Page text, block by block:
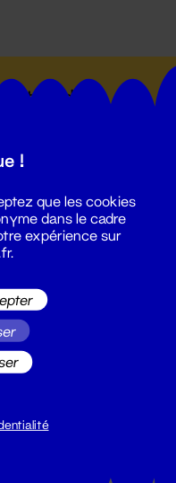
du
!
que les cookies
dans le cadre
expérience sur